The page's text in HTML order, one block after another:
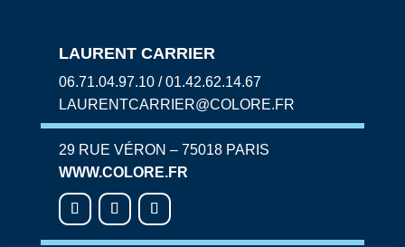
LAURENT CARRIER
06.71.04.97.10 / 01.42.62.14.67
LAURENTCARRIER@COLORE.FR
29 RUE VÉRON – 75018 PARIS
WWW.COLORE.FR